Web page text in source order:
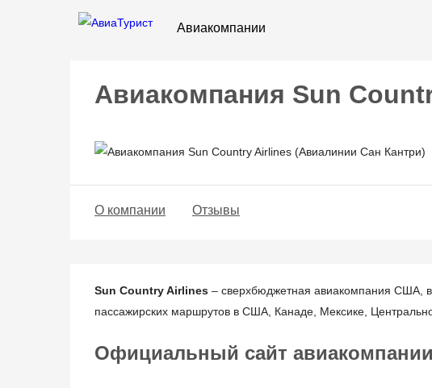
Авиакомпании
Авиакомпания Sun
О компании Отзывы
Sun Country Airlines – сверхбюджетная авиакомпания США,
пассажирских маршрутов в США, Канаде, Мексике,
Официальный сайт